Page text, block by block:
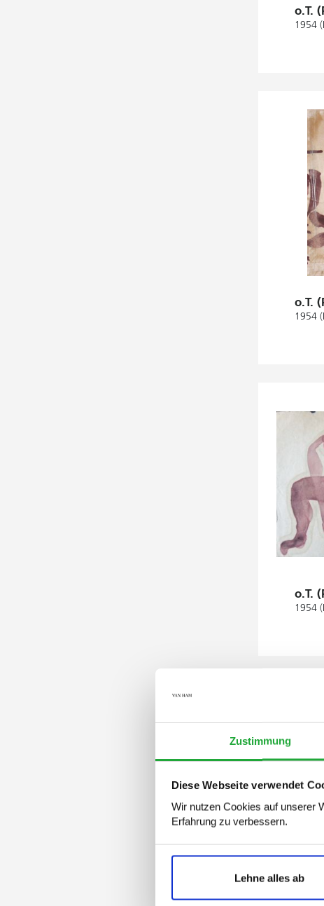
Zustimmung
Diese Webseite verwendet
Wir nutzen Cookies auf unserer
Erfahrung zu verbessern.
Lehne alles ab
o.T.
1954
o.T.
1954
o.T.
1954
o.T.
1954